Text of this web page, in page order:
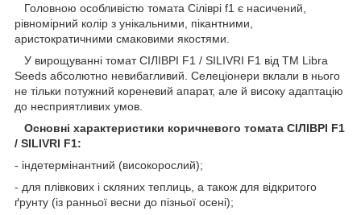
Головною особливістю томата Сіліврі f1 є насичений,
рівномірний колір з унікальними, пікантними,
аристократичними смаковими якостями.
У вирощуванні томат СІЛІВРІ F1 / SILIVRI F1 від ТМ Libra
Seeds абсолютно невибагливий. Селеціонери вклали в нього
не тільки потужний кореневий апарат, але й високу адаптацію
до несприятливих умов.
Основні характеристики коричневого томата СІЛІВРІ F1
/ SILIVRI F1:
- індетермінантний (високорослий);
- для плівкових і скляних теплиць, а також для відкритого
ґрунту (із ранньої весни до пізньої осені);